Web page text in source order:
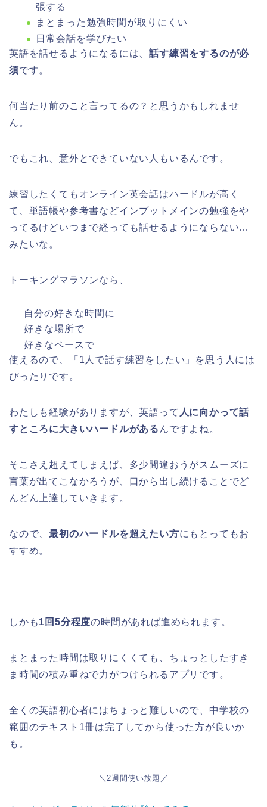
張する
まとまった勉強時間が取りにくい
日常会話を学びたい
英語を話せるようになるには、話す練習をするのが必
須です。
何当たり前のこと言ってるの？と思うかもしれませ
ん。
でもこれ、意外とできていない人もいるんです。
練習したくてもオンライン英会話はハードルが高く
て、単語帳や参考書などインプットメインの勉強をや
ってるけどいつまで経っても話せるようにならない…
みたいな。
トーキングマラソンなら、
自分の好きな時間に
好きな場所で
好きなペースで
使えるので、「1人で話す練習をしたい」を思う人には
ぴったりです。
わたしも経験がありますが、英語って 人に向かって話
すところに大きいハードルがある んですよね。
そこさえ超えてしまえば、多少間違おうがスムーズに
言葉が出てこなかろうが、口から出し続けることでど
んどん上達していきます。
なので、最初のハードルを超えたい方にもとってもお
すすめ。
しかも1回5分程度の時間があれば進められます。
まとまった時間は取りにくくても、ちょっとしたすき
ま時間の積み重ねで力がつけられるアプリです。
全くの英語初心者にはちょっと難しいので、中学校の
範囲のテキスト1冊は完了してから使った方が良いか
も。
＼2週間使い放題／